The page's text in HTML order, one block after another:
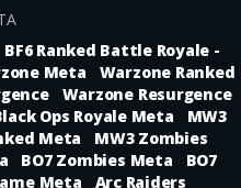
BF6 Ranked Battle Royale -
Meta
Warzone Ranked
Warzone Resurgence
Ops Royale Meta
MW3
Meta
MW3 Zombies
BO7 Zombies Meta
BO7
Meta
Arc Raiders